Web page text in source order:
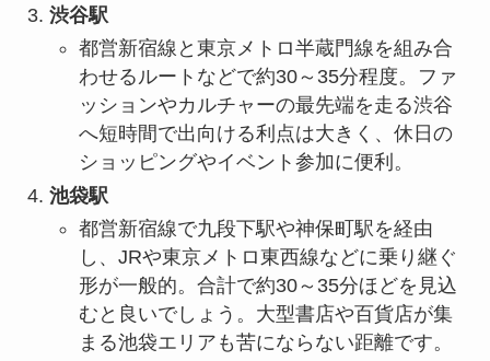
渋谷駅
都営新宿線と東京メトロ半蔵門線を組み合
わせるルートなどで約30～35分程度。ファ
ッションやカルチャーの最先端を走る渋谷
へ短時間で出向ける利点は大きく、休日の
ショッピングやイベント参加に便利。
池袋駅
都営新宿線で九段下駅や神保町駅を経由
し、JRや東京メトロ東西線などに乗り継ぐ
形が一般的。合計で約30～35分ほどを見込
むと良いでしょう。大型書店や百貨店が集
まる池袋エリアも苦にならない距離です。